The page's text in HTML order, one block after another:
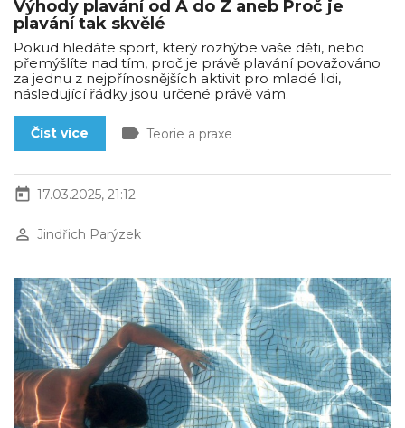
Výhody plavání od A do Z aneb Proč je
plavání tak skvělé
Pokud hledáte sport, který rozhýbe vaše děti, nebo
přemýšlíte nad tím, proč je právě plavání považováno
za jednu z nejpřínosnějších aktivit pro mladé lidi,
následující řádky jsou určené právě vám.
Číst více label Teorie a praxe
today 17.03.2025, 21:12
perm_identity Jindřich Parýzek